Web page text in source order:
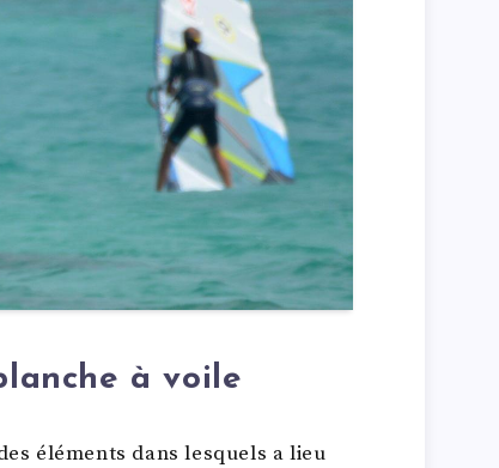
à voile
éléments dans lesquels a lieu